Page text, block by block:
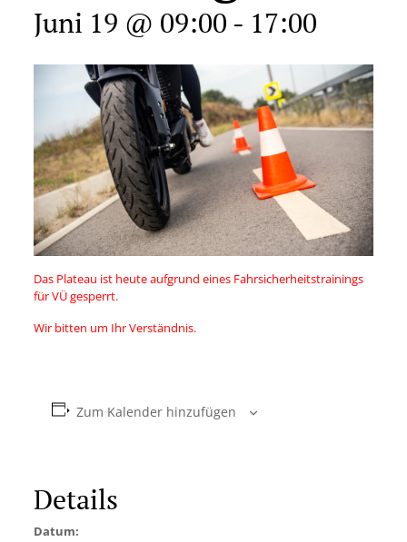
Juni 19 @ 09:00 - 17:00
Das Plateau ist heute aufgrund eines Fahrsicherheitstrainings
für VÜ gesperrt.
Wir bitten um Ihr Verständnis.
Zum Kalender hinzufügen
Details
Datum: